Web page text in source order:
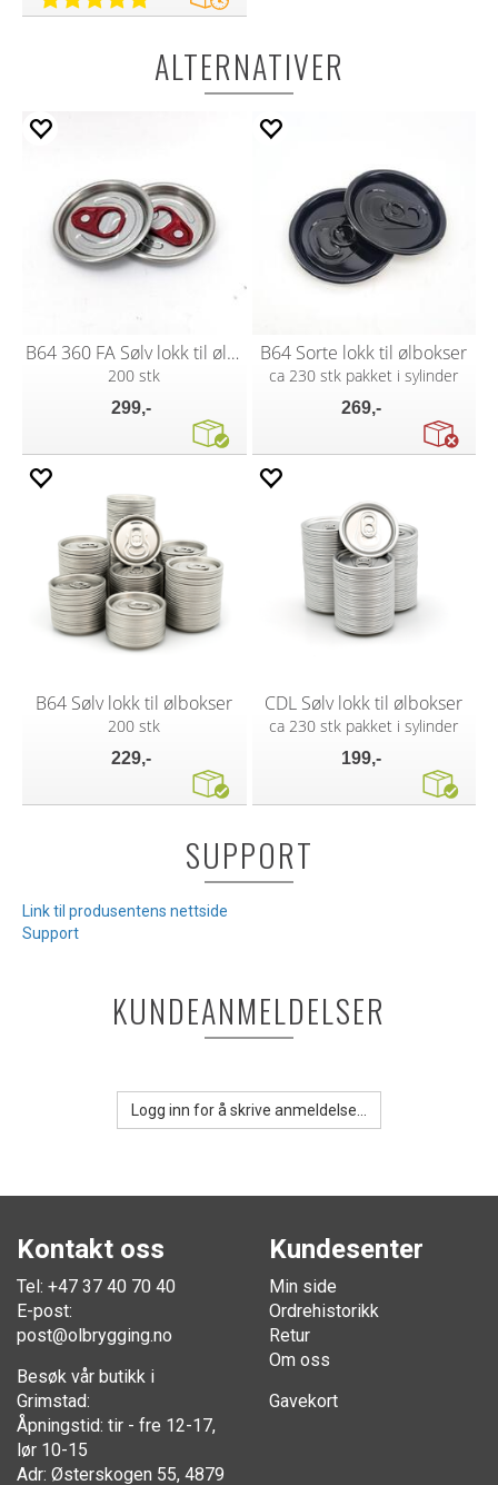
ALTERNATIVER
B64 360 FA Sølv lokk til ølbokser
200 stk
299,-
B64 Sorte lokk til ølbokser
ca 230 stk pakket i sylinder
269,-
B64 Sølv lokk til ølbokser
200 stk
229,-
CDL Sølv lokk til ølbokser
ca 230 stk pakket i sylinder
199,-
SUPPORT
Link til produsentens nettside
Support
KUNDEANMELDELSER
Logg inn for å skrive anmeldelse...
Kontakt oss
Tel: +47 37 40 70 40
E-post:
post@olbrygging.no
Besøk vår butikk i
Grimstad:
Åpningstid: tir - fre 12-17,
lør 10-15
Adr: Østerskogen 55, 4879
Kundesenter
Min side
Ordrehistorikk
Retur
Om oss
Gavekort